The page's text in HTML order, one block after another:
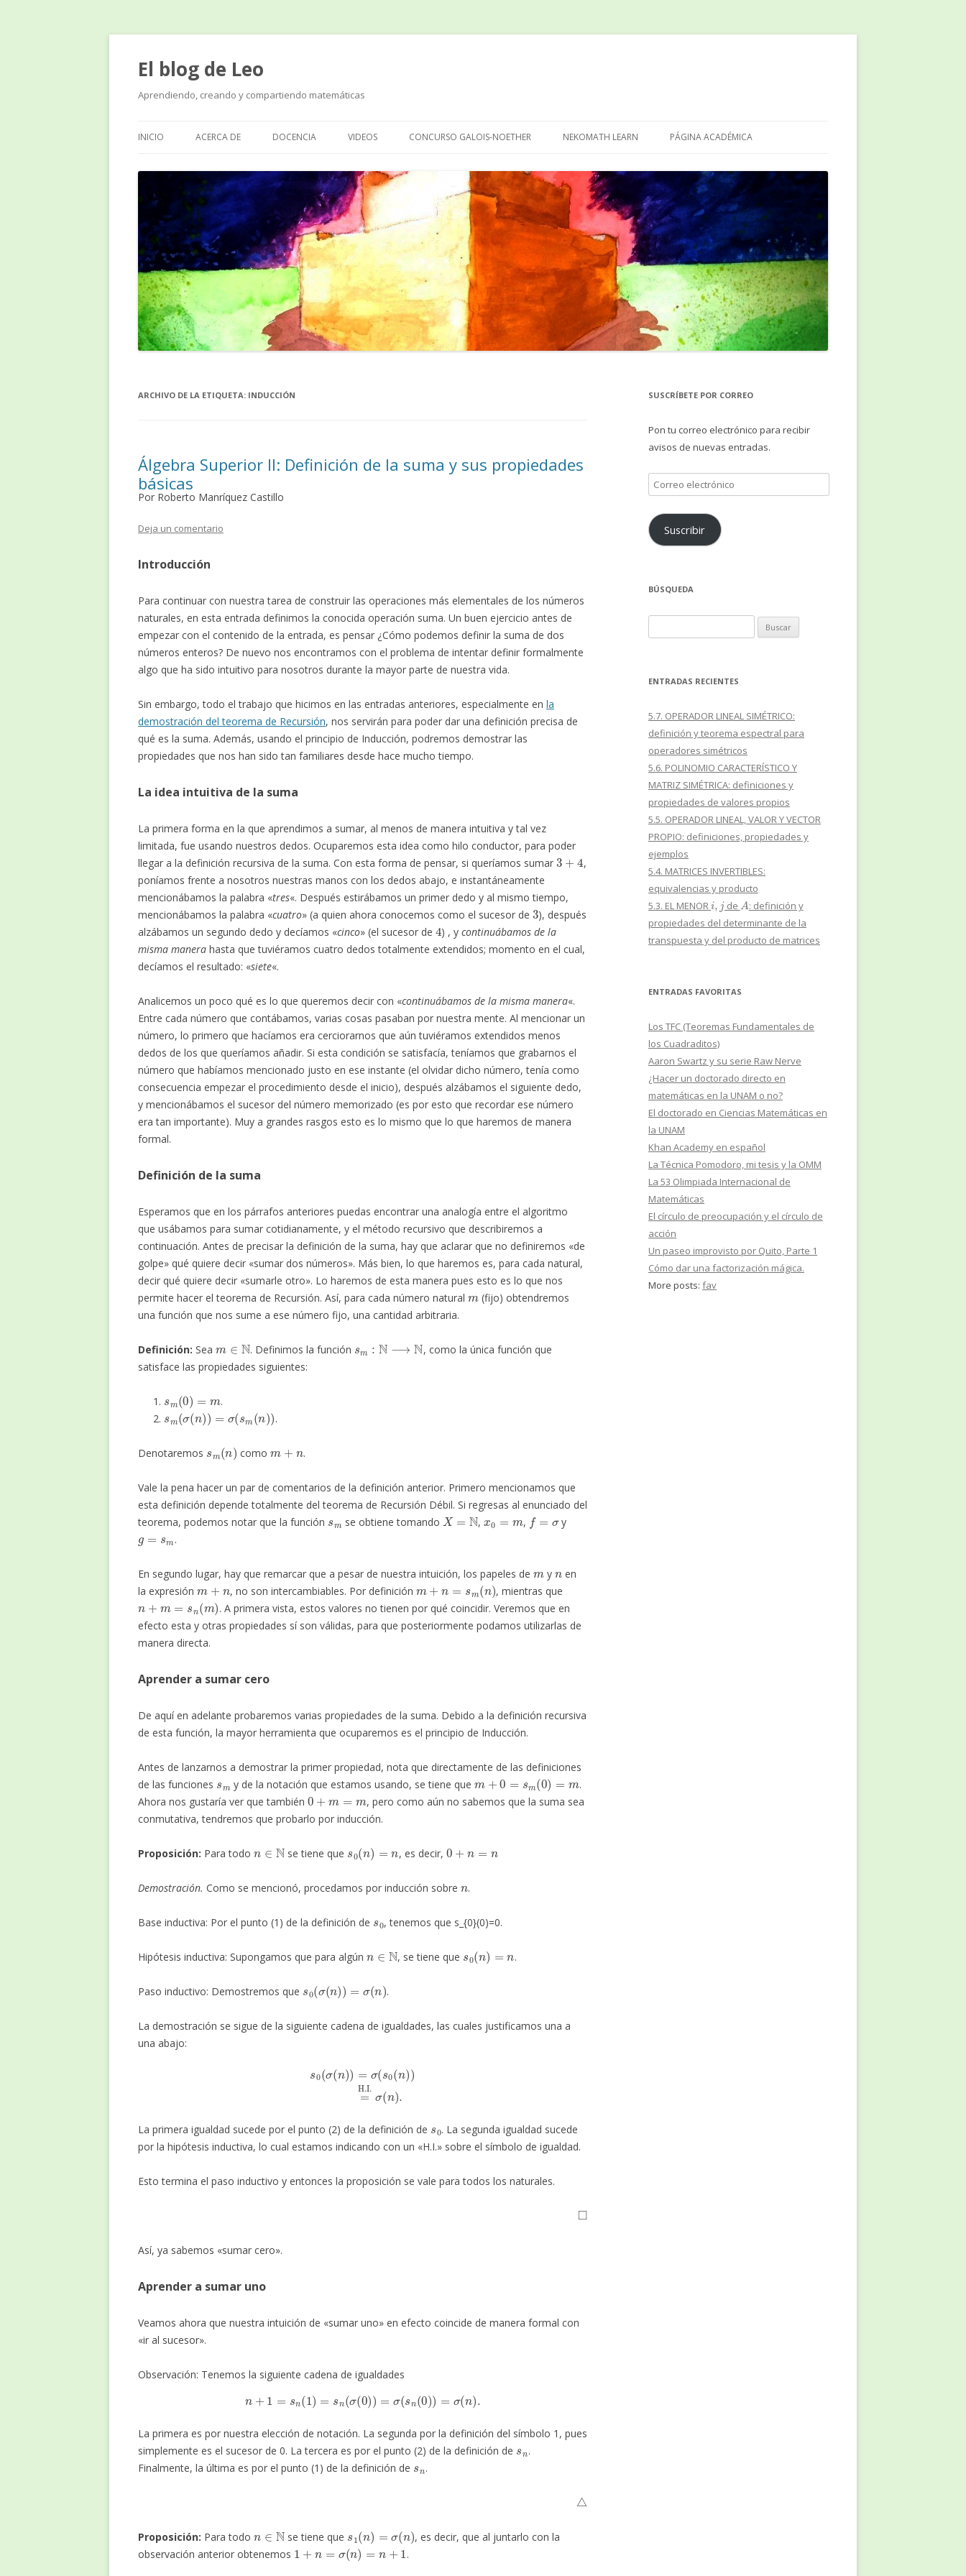
El blog de Leo
Aprendiendo, creando y compartiendo matemáticas
al
INICIO ACERCA DE DOCENCIA VIDEOS CONCURSO GALOIS-NOETHER NEKOMATH LEARN PÁGINA ACADÉMICA
ARCHIVO DE LA ETIQUETA: INDUCCIÓN
Álgebra Superior II: Definición de la suma y sus propiedades
básicas
Por Roberto Manríquez Castillo
Deja un comentario
Introducción
Para continuar con nuestra tarea de construir las operaciones más elementales de los números
naturales, en esta entrada definimos la conocida operación suma. Un buen ejercicio antes de
empezar con el contenido de la entrada, es pensar ¿Cómo podemos definir la suma de dos
números enteros? De nuevo nos encontramos con el problema de intentar definir formalmente
algo que ha sido intuitivo para nosotros durante la mayor parte de nuestra vida.
Sin embargo, todo el trabajo que hicimos en las entradas anteriores, especialmente en la
demostración del teorema de Recursión, nos servirán para poder dar una definición precisa de
qué es la suma. Además, usando el principio de Inducción, podremos demostrar las
propiedades que nos han sido tan familiares desde hace mucho tiempo.
La idea intuitiva de la suma
La primera forma en la que aprendimos a sumar, al menos de manera intuitiva y tal vez
limitada, fue usando nuestros dedos. Ocuparemos esta idea como hilo conductor, para poder
llegar a la definición recursiva de la suma. Con esta forma de pensar, si queríamos sumar
3+4
,
poníamos frente a nosotros nuestras manos con los dedos abajo, e instantáneamente
mencionábamos la palabra «tres«. Después estirábamos un primer dedo y al mismo tiempo,
mencionábamos la palabra «cuatro» (a quien ahora conocemos como el sucesor de
3
), después
alzábamos un segundo dedo y decíamos «cinco» (el sucesor de
4
) , ycontinuábamos de la
misma manera hasta que tuviéramos cuatro dedos totalmente extendidos; momento en el cual,
decíamos el resultado: «siete«.
Analicemos un poco qué es lo que queremos decir con «continuábamos de la misma manera«.
Entre cada número que contábamos, varias cosas pasaban por nuestra mente. Al mencionar un
número, lo primero que hacíamos era cerciorarnos que aún tuviéramos extendidos menos
dedos de los que queríamos añadir. Si esta condición se satisfacía, teníamos que grabarnos el
número que habíamos mencionado justo en ese instante (el olvidar dicho número, tenía como
consecuencia empezar el procedimiento desde el inicio), después alzábamos el siguiente dedo,
y mencionábamos el sucesor del número memorizado (es por esto que recordar ese número
era tan importante). Muy a grandes rasgos esto es lo mismo que lo que haremos de manera
formal.
Definición de la suma
Esperamos que en los párrafos anteriores puedas encontrar una analogía entre el algoritmo
que usábamos para sumar cotidianamente, y el método recursivo que describiremos a
continuación. Antes de precisar la definición de la suma, hay que aclarar que no definiremos «de
golpe» qué quiere decir «sumar dos números». Más bien, lo que haremos es, para cada natural,
decir qué quiere decir «sumarle otro». Lo haremos de esta manera pues esto es lo que nos
permite hacer el teorema de Recursión. Así, para cada número natural
m
(fijo) obtendremos
una función que nos sume a ese número fijo, una cantidad arbitraria.
Definición: Sea
N
. Definimos la función
N⟶
, como la única función que
satisface las propiedades siguientes:
(0
.
sm(σ( ) )=σ m )
.
Denotaremos
( n)
como .
Vale la pena hacer un par de comentarios de la definición anterior. Primero mencionamos que
esta definición depende totalmente del teorema de Recursión Débil. Si regresas al enunciado del
teorema, podemos notar que la función
sm
se obtiene tomando
X= N
,
x0=m
,
f=σ
y
g=sm
.
En segundo lugar, hay que remarcar que a pesar de nuestra intuición, los papeles de y
en
la expresión
m+n
, no son intercambiables. Por definición
m+n=sm(n )
, mientras que
n +m=sn(m)
. A primera vista, estos valores no tienen por qué coincidir. Veremos que en
efecto esta y otras propiedades sí son válidas, para que posteriormente podamos utilizarlas de
manera directa.
Aprender a sumar cero
De aquí en adelante probaremos varias propiedades de la suma. Debido a la definición recursiva
de esta función, la mayor herramienta que ocuparemos es el principio de Inducción.
Antes de lanzarnos a demostrar la primer propiedad, nota que directamente de las definiciones
de las funciones
sm
y de la notación que estamos usando, se tiene que
m+ 0= sm (0)=m
.
Ahora nos gustaría ver que también
0+m=m
, pero como aún no sabemos que la suma sea
conmutativa, tendremos que probarlo por inducción.
Proposición: Para todo
N
se tiene que
( n)
, es decir,
0
Demostración. Como se mencionó, procedamos por inducción sobre .
Base inductiva: Por el punto (1) de la definición de , tenemos que s_{0}(0)=0.
Hipótesis inductiva: Supongamos que para algún
N
, se tiene que
( n)
.
Paso inductivo: Demostremos que
( ( ) )
.
La demostración se sigue de la siguiente cadena de igualdades, las cuales justificamos una a
una abajo:
σ n))=σ(s n))= H.I.σ
La primera igualdad sucede por el punto (2) de la definición de
. La segunda igualdad sucede
por la hipótesis inductiva, lo cual estamos indicando con un «H.I.» sobre el símbolo de igualdad.
Esto termina el paso inductivo y entonces la proposición se vale para todos los naturales.
◻
Así, ya sabemos «sumar cero».
Aprender a sumar uno
Veamos ahora que nuestra intuición de «sumar uno» en efecto coincide de manera formal con
«ir al sucesor».
Observación: Tenemos la siguiente cadena de igualdades
n 1= sn(1 s n(σ(0))= sn(0 ))=σ .
La primera es por nuestra elección de notación. La segunda por la definición del símbolo 1, pues
simplemente es el sucesor de 0. La tercera es por el punto (2) de la definición de
sn
.
Finalmente, la última es por el punto (1) de la definición de
sn
.
△
Proposición: Para todo
N
se tiene que
( n) )
, es decir, que al juntarlo con la
observación anterior obtenemos
1 +n=σ(n) =n+1
.
SUSCRÍBETE POR CORREO
Pon tu correo electrónico para recibir
avisos de nuevas entradas.
Correo
electrónico
Suscribir
BÚSQUEDA
ENTRADAS RECIENTES
5.7. OPERADOR LINEAL SIMÉTRICO:
definición y teorema espectral para
operadores simétricos
5.6. POLINOMIO CARACTERÍSTICO Y
MATRIZ SIMÉTRICA: definiciones y
propiedades de valores propios
5.5. OPERADOR LINEAL, VALOR Y VECTOR
PROPIO: definiciones, propiedades y
ejemplos
5.4. MATRICES INVERTIBLES:
equivalencias y producto
5.3. EL MENOR i,j de A: definición y
propiedades del determinante de la
transpuesta y del producto de matrices
ENTRADAS FAVORITAS
Los TFC (Teoremas Fundamentales de
los Cuadraditos)
Aaron Swartz y su serie Raw Nerve
¿Hacer un doctorado directo en
matemáticas en la UNAM o no?
El doctorado en Ciencias Matemáticas en
la UNAM
Khan Academy en español
La Técnica Pomodoro, mi tesis y la OMM
La 53 Olimpiada Internacional de
Matemáticas
El círculo de preocupación y el círculo de
acción
Un paseo improvisto por Quito, Parte 1
Cómo dar una factorización mágica.
More posts: fav